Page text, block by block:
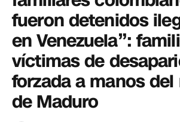
fueron detenidos
en Venezuela”:
víctimas de
forzada a manos
de Maduro